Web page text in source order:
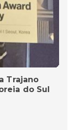
Trajano
do Sul